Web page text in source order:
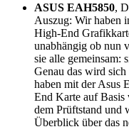
ASUS EAH5850,
Auszug: Wir haben
High-End
unabhängig ob nun
sie alle gemeinsam:
Genau das wird
haben mit der Asus
End Karte auf Basis
dem Prüftstand und
Überblick über das